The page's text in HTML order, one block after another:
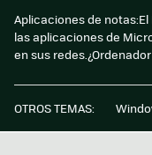
Aplicaciones de
las aplicaciones de
en sus
OTROS TEMAS: